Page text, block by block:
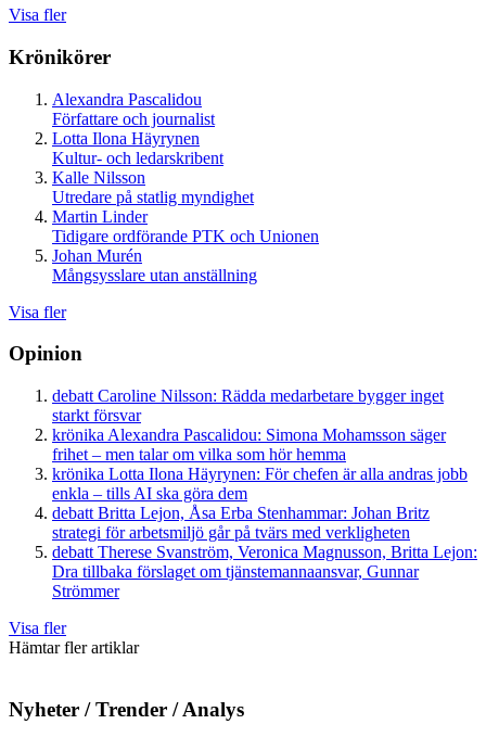
Visa fler
Krönikörer
Alexandra Pascalidou
Författare och journalist
Lotta Ilona Häyrynen
Kultur- och ledarskribent
Kalle Nilsson
Utredare på statlig myndighet
Martin Linder
Tidigare ordförande PTK och Unionen
Johan Murén
Mångsysslare utan anställning
Visa fler
Opinion
debatt Caroline Nilsson: Rädda medarbetare bygger inget
starkt försvar
krönika Alexandra Pascalidou: Simona Mohamsson säger
frihet – men talar om vilka som hör hemma
krönika Lotta Ilona Häyrynen: För chefen är alla andras jobb
enkla – tills AI ska göra dem
debatt Britta Lejon, Åsa Erba Stenhammar: Johan Britz
strategi för arbetsmiljö går på tvärs med verkligheten
debatt Therese Svanström, Veronica Magnusson, Britta Lejon:
Dra tillbaka förslaget om tjänstemannaansvar, Gunnar
Strömmer
Visa fler
Hämtar fler artiklar
Nyheter / Trender / Analys